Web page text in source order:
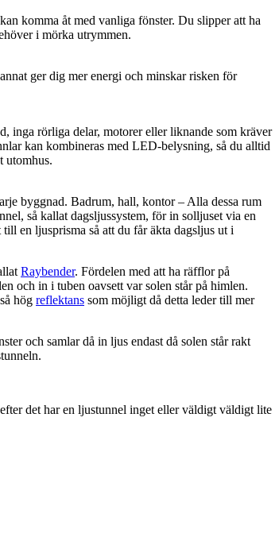
komma åt med vanliga fönster. Du slipper att ha
i mörka utrymmen.
ger dig mer energi och minskar risken för
inga rörliga delar, motorer eller liknande som kräver
kan kombineras med LED-belysning, så du alltid
utomhus.
byggnad. Badrum, hall, kontor – Alla dessa rum
så kallat dagsljussystem, för in solljuset via en
en ljusprisma så att du får äkta dagsljus ut i
Raybender. Fördelen med att ha räfflor på
och in i tuben oavsett var solen står på himlen.
hög reflektans som möjligt då detta leder till mer
och samlar då in ljus endast då solen står rakt
det har en ljustunnel inget eller väldigt väldigt lite